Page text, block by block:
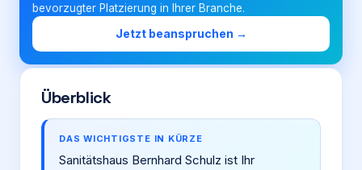
bevorzugter Platzierung in Ihrer Branche.
Jetzt beanspruchen →
Überblick
DAS WICHTIGSTE IN KÜRZE
Sanitätshaus Bernhard Schulz ist Ihr